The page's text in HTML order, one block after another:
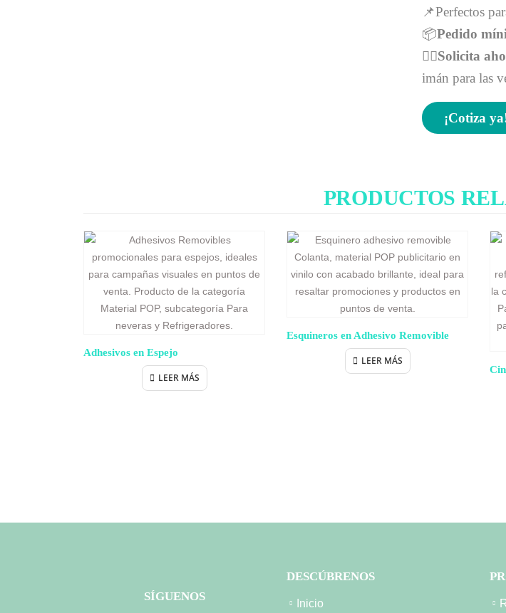
📌Perfectos
📦Pedido
👉🏻Solicita
imán para las
¡Cotiza
PRODUCTOS
Adhesivos en Espejo
LEER MÁS
Esquineros en Adhesivo Removible
LEER MÁS
SÍGUENOS
DESCÚBRENOS
Inicio